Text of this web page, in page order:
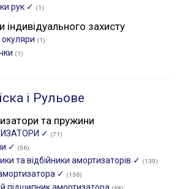
рук ✓ (1)
індивідуального захисту
окуляри (1)
(1)
і Рульове
та пружини
✓ (71)
✓ (56)
та відбійники амортизаторів ✓ (139)
✓ (136)